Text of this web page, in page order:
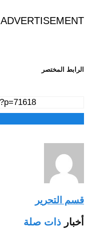
ADVERTISEMENT
الرابط المختصر
قسم التحرير
أخبار ذات صلة